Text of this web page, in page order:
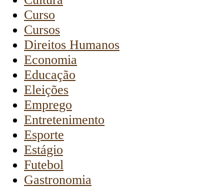
Curso
Cursos
Direitos Humanos
Economia
Educação
Eleições
Emprego
Entretenimento
Esporte
Estágio
Futebol
Gastronomia